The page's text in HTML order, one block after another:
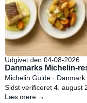
Udgivet den 04-08-2026
Danmarks Michelin-
Michelin Guide ·
Sidst verificeret 4. august
Læs mere →